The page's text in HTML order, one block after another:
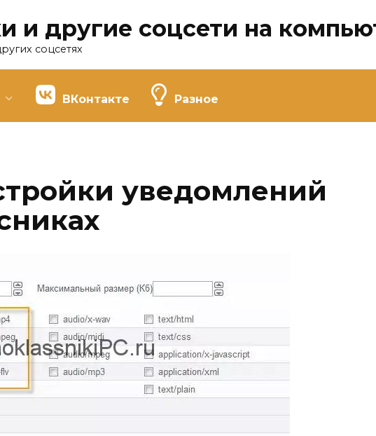
и другие соцсети на
соцсетях
ВКонтакте Разное
уведомлений